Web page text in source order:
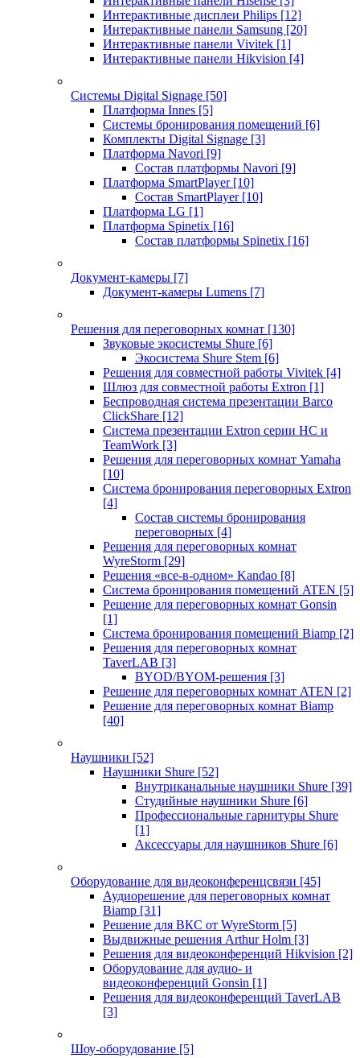
Интерактивные дисплеи Philips [12]
Интерактивные панели Samsung [20]
Интерактивные панели Vivitek [1]
Интерактивные панели Hikvision [4]
Системы Digital Signage [50]
Платформа Innes [5]
Системы бронирования помещений [6]
Комплекты Digital Signage [3]
Платформа Navori [9]
Состав платформы Navori [9]
Платформа SmartPlayer [10]
Состав SmartPlayer [10]
Платформа LG [1]
Платформа Spinetix [16]
Состав платформы Spinetix [16]
Документ-камеры [7]
Документ-камеры Lumens [7]
Решения для переговорных комнат [130]
Звуковые экосистемы Shure [6]
Экосистема Shure Stem [6]
Решения для совместной работы Vivitek [4]
Шлюз для совместной работы Extron [1]
Беспроводная система презентации Barco
ClickShare [12]
Система презентации Extron серии HC и
TeamWork [3]
Решения для переговорных комнат Yamaha
[10]
Система бронирования переговорных Extron
[4]
Состав системы бронирования
переговорных [4]
Решения для переговорных комнат
WyreStorm [29]
Решения «все-в-одном» Kandao [8]
Система бронирования помещений ATEN [5]
Решение для переговорных комнат Gonsin
[1]
Система бронирования помещений Biamp [2]
Решения для переговорных комнат
TaverLAB [3]
BYOD/BYOM-решения [3]
Решение для переговорных комнат ATEN [2]
Решение для переговорных комнат Biamp
[40]
Наушники [52]
Наушники Shure [52]
Внутриканальные наушники Shure [39]
Студийные наушники Shure [6]
Профессиональные гарнитуры Shure
[1]
Аксессуары для наушников Shure [6]
Оборудование для видеоконференцсвязи [45]
Аудиорешение для переговорных комнат
Biamp [31]
Решение для ВКС от WyreStorm [5]
Выдвижные решения Arthur Holm [3]
Решения для видеоконференций Hikvision [2]
Оборудование для аудио- и
видеоконференций Gonsin [1]
Решения для видеоконференций TaverLAB
[3]
Шоу-оборудование [5]